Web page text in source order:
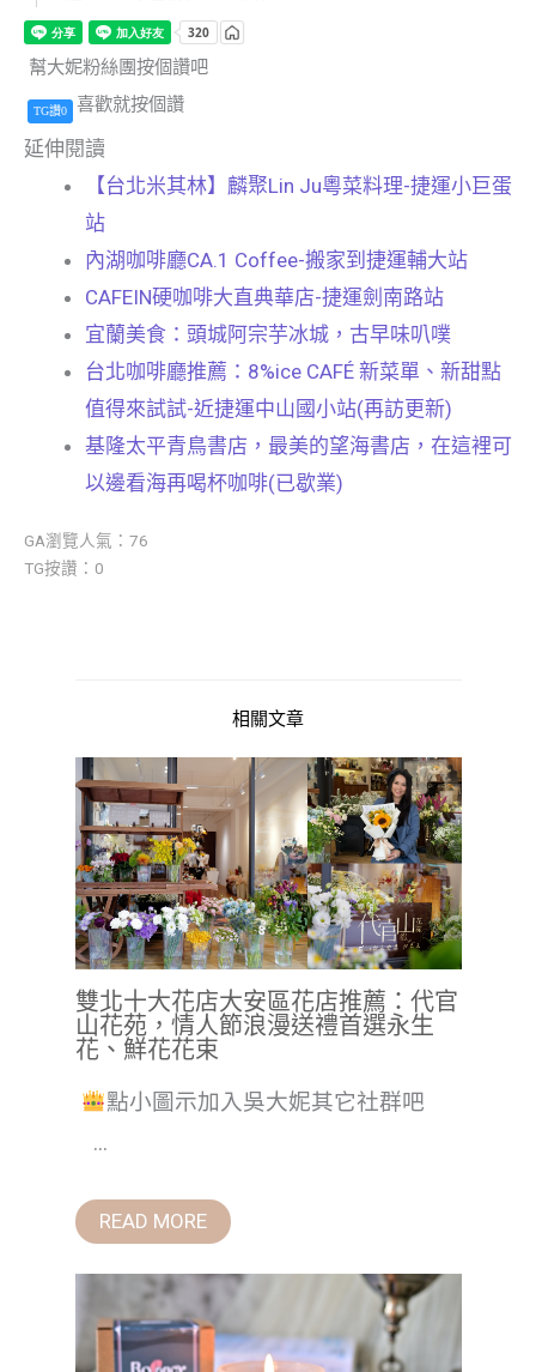
幫大妮粉絲團按個讚吧
TG讚0 喜歡就按個讚
延伸閱讀
【台北米其林】麟聚Lin Ju粵菜料理-捷運小巨蛋
站
內湖咖啡廳CA.1 Coffee-搬家到捷運輔大站
CAFEIN硬咖啡大直典華店-捷運劍南路站
宜蘭美食：頭城阿宗芋冰城，古早味叭噗
台北咖啡廳推薦：8%ice CAFÉ 新菜單、新甜點
值得來試試-近捷運中山國小站(再訪更新)
基隆太平青鳥書店，最美的望海書店，在這裡可
以邊看海再喝杯咖啡(已歇業)
GA瀏覽人氣：76
TG按讚：0
相關文章
雙北十大花店大安區花店推薦：代官
山花苑，情人節浪漫送禮首選永生
花、鮮花花束
點小圖示加入吳大妮其它社群吧
...
READ MORE